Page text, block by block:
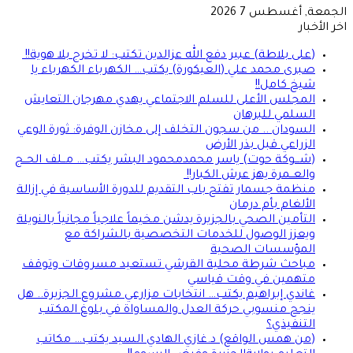
الجمعة, أغسطس 7 2026
اخر الأخبار
(على بلاطة) عبير دفع الله عزالدين تكتب: لا تخرج بلا هوية!!
صبرى محمد علي (العيكورة) يكتب… الكهرباء الكهرباء يا
شيخ كامل!!
المجلس الأعلى للسلم الاجتماعي يهدي مهرجان التعايش
السلمي للبرهان
السودان .. من سجون التخلف إلى مخازن الوفرة: ثورة الوعي
الزراعي قبل بذر الأرض
(شـــوكة حوت) ياسر محمدمحمود البشر يكتب… مــلف الحــج
والعــمرة يهز عرش الكبار!!
منظمة جسمار تفتح باب التقديم للدورة الأساسية في إزالة
الألغام بأم درمان
التأمين الصحي بالجزيرة يدشن مخيماً علاجياً مجانياً بالنويلة
ويعزز الوصول للخدمات التخصصية بالشراكة مع
المؤسسات الصحية
مباحث شرطة محلية القرشي تستعيد مسروقات وتوقف
متهمين في وقت قياسي
غاندي إبراهيم يكتب… انتخابات مزارعي مشروع الجزيرة.. هل
ينجح منسوبي حركة العدل والمساواة في بلوغ المكتب
التنفيذي؟
(من همس الواقع) د.غازي الهادي السيد يكتب… مكاتب